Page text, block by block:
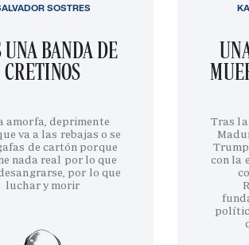
UNA BANDA DE
CRETINOS
amorfa, deprimente
va a las rebajas o se
de cartón porque
nada real por lo que
por lo que
luchar y morir
SOSTRES
Tras
con la